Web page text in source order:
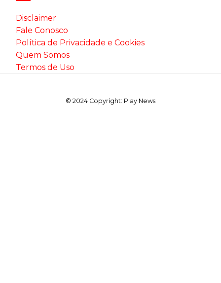
Disclaimer
Fale Conosco
Política de Privacidade e Cookies
Quem Somos
Termos de Uso
© 2024 Copyright: Play News